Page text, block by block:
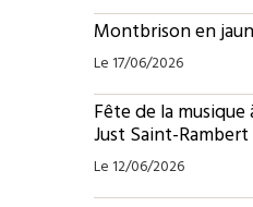
Montbrison en
Le 17/06/2026
Fête de la
Just Saint-Rambert
Le 12/06/2026